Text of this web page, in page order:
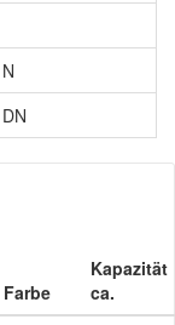
Farbe
Kapazität
ca.